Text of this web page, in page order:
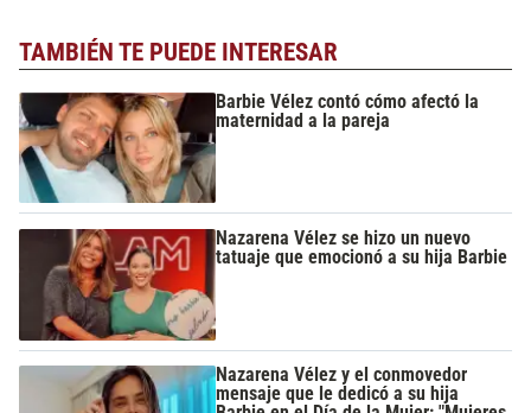
TAMBIÉN TE PUEDE INTERESAR
Barbie Vélez contó cómo afectó la
maternidad a la pareja
Nazarena Vélez se hizo un nuevo
tatuaje que emocionó a su hija Barbie
Nazarena Vélez y el conmovedor
mensaje que le dedicó a su hija